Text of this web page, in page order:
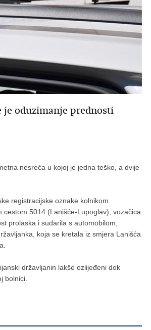
je oduzimanje prednosti
nesreća u kojoj je jedna teško, a dvije
registracijske oznake kolnikom
5014 (Lanišće-Lupoglav), vozačica
prolaska i sudarila s automobilom,
koja se kretala iz smjera Lanišća
državljanin lakše ozlijeđeni dok
bolnici.